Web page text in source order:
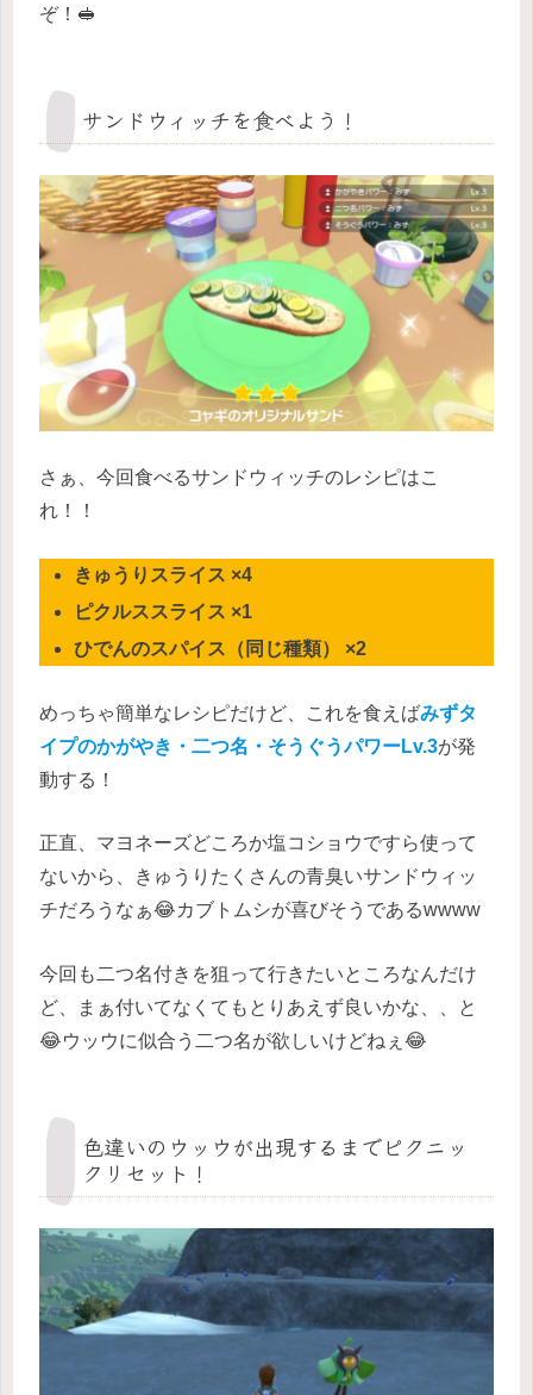
ぞ！🥪
サンドウィッチを食べよう！
さぁ、今回食べるサンドウィッチのレシピはこ
れ！！
きゅうりスライス ×4
ピクルススライス ×1
ひでんのスパイス（同じ種類） ×2
めっちゃ簡単なレシピだけど、これを食えばみずタ
イプのかがやき・二つ名・そうぐうパワーLv.3が発
動する！
正直、マヨネーズどころか塩コショウですら使って
ないから、きゅうりたくさんの青臭いサンドウィッ
チだろうなぁ😂カブトムシが喜びそうであるwwww
今回も二つ名付きを狙って行きたいところなんだけ
ど、まぁ付いてなくてもとりあえず良いかな、、と
😂ウッウに似合う二つ名が欲しいけどねぇ😂
色違いのウッウが出現するまでピクニッ
クリセット！